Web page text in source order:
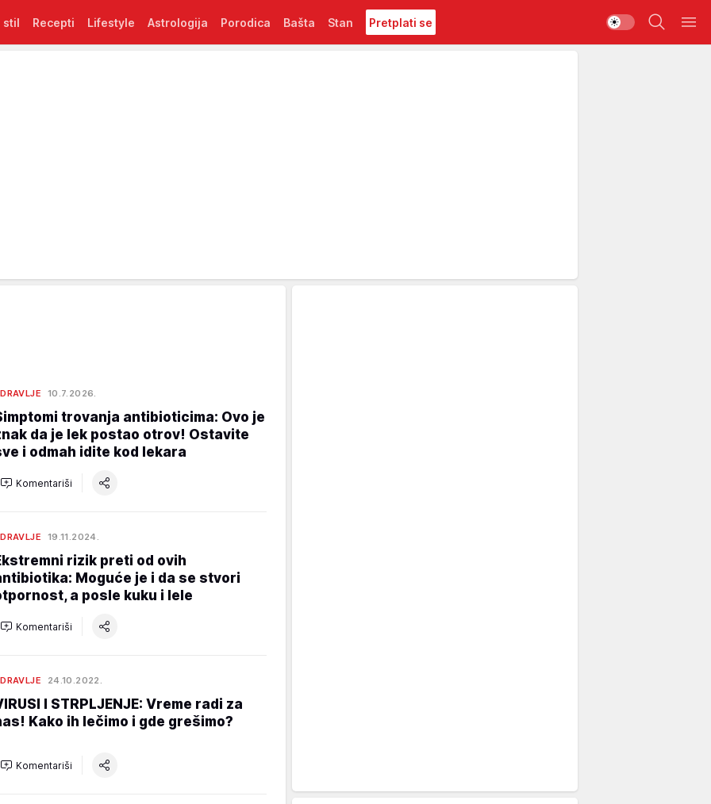
stil Recepti Lifestyle Astrologija Porodica Bašta Stan Pretplati se
10.7.2026.
trovanja antibioticima: Ovo je
da je lek postao otrov! Ostavite
i odmah idite kod lekara
Komentariši
19.11.2024.
rizik preti od ovih
Moguće je i da se stvori
a posle kuku i lele
Komentariši
24.10.2022.
I STRPLJENJE: Vreme radi za
Kako ih lečimo i gde grešimo?
Komentariši